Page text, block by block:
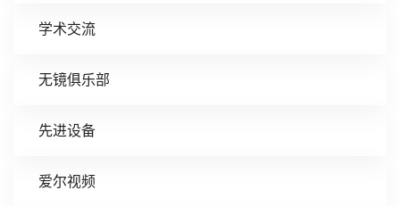
学术交流
无镜俱乐部
先进设备
爱尔视频